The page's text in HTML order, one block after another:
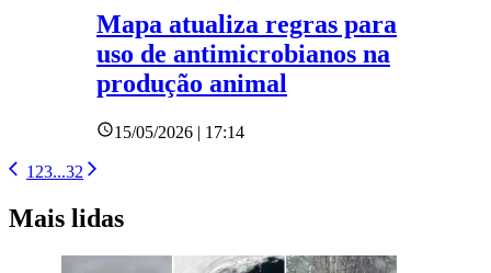
Mapa atualiza regras para
uso de antimicrobianos na
produção animal
15/05/2026 | 17:14
1 23...32
Mais lidas